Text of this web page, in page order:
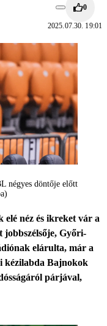
0
2025.07.30. 19:01
négyes döntője előtt
néz és ikreket vár a
Győri-
elárulta, már a
kézilabda Bajnokok
párjával,